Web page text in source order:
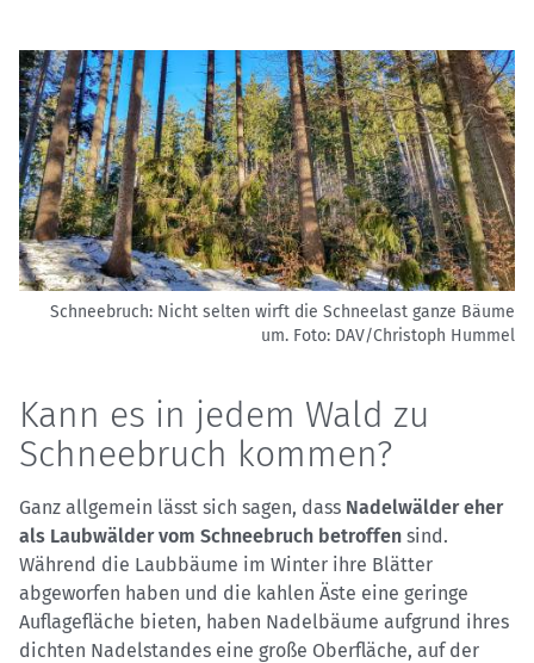
Schneebruch: Nicht selten wirft die Schneelast ganze Bäume
um. Foto: DAV/Christoph Hummel
Kann es in jedem Wald zu
Schneebruch kommen?
Ganz allgemein lässt sich sagen, dass Nadelwälder eher
als Laubwälder vom Schneebruch betroffen sind.
Während die Laubbäume im Winter ihre Blätter
abgeworfen haben und die kahlen Äste eine geringe
Auflagefläche bieten, haben Nadelbäume aufgrund ihres
dichten Nadelstandes eine große Oberfläche, auf der